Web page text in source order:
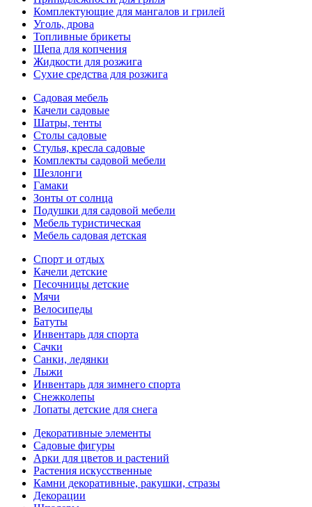
Комплектующие для мангалов и грилей
Уголь, дрова
Топливные брикеты
Щепа для копчения
Жидкости для розжига
Сухие средства для розжига
Садовая мебель
Качели садовые
Шатры, тенты
Столы садовые
Стулья, кресла садовые
Комплекты садовой мебели
Шезлонги
Гамаки
Зонты от солнца
Подушки для садовой мебели
Мебель туристическая
Мебель садовая детская
Спорт и отдых
Качели детские
Песочницы детские
Мячи
Велосипеды
Батуты
Инвентарь для спорта
Сачки
Санки, ледянки
Лыжи
Инвентарь для зимнего спорта
Снежколепы
Лопаты детские для снега
Декоративные элементы
Садовые фигуры
Арки для цветов и растений
Растения искусственные
Камни декоративные, ракушки, стразы
Декорации